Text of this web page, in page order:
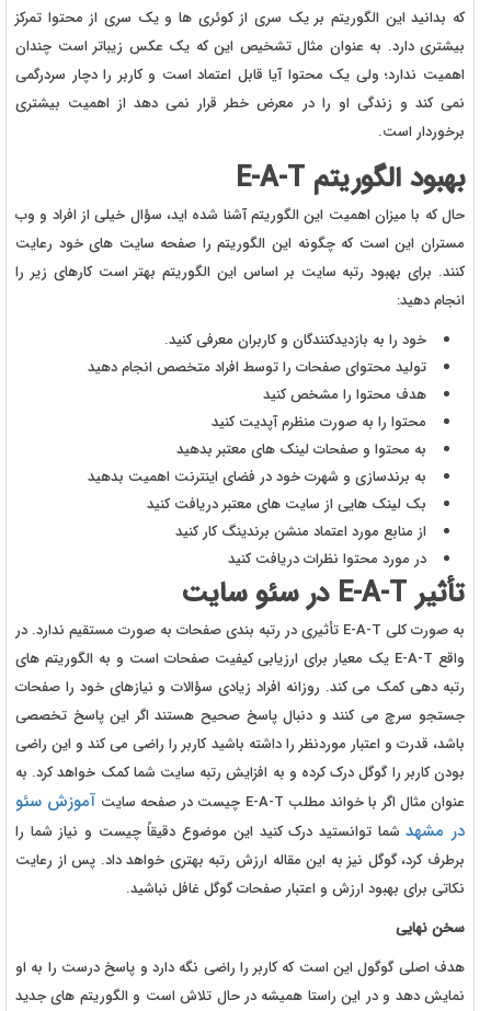
که بدانید این الگوریتم بر یک سری از کوئری ها و یک سری از محتوا تمرکز
بیشتری دارد. به عنوان مثال تشخیص این که یک عکس زیباتر است چندان
اهمیت ندارد؛ ولی یک محتوا آیا قابل اعتماد است و کاربر را دچار سردرگمی
نمی کند و زندگی او را در معرض خطر قرار نمی دهد از اهمیت بیشتری
برخوردار است.
بهبود الگوریتم E-A-T
حال که با میزان اهمیت این الگوریتم آشنا شده اید، سؤال خیلی از افراد و وب
مستران این است که چگونه این الگوریتم را صفحه سایت های خود رعایت
کنند. برای بهبود رتبه سایت بر اساس این الگوریتم بهتر است کارهای زیر را
انجام دهید:
خود را به بازدیدکنندگان و کاربران معرفی کنید.
تولید محتوای صفحات را توسط افراد متخصص انجام دهید
هدف محتوا را مشخص کنید
محتوا را به صورت منظرم آپدیت کنید
به محتوا و صفحات لینک های معتبر بدهید
به برندسازی و شهرت خود در فضای اینترنت اهمیت بدهید
بک لینک هایی از سایت های معتبر دریافت کنید
از منابع مورد اعتماد منشن برندینگ کار کنید
در مورد محتوا نظرات دریافت کنید
تأثیر E-A-T در سئو سایت
به صورت کلی E-A-T تأثیری در رتبه بندی صفحات به صورت مستقیم ندارد. در
واقع E-A-T یک معیار برای ارزیابی کیفیت صفحات است و به الگوریتم های
رتبه دهی کمک می کند. روزانه افراد زیادی سؤالات و نیازهای خود را صفحات
جستجو سرچ می کنند و دنبال پاسخ صحیح هستند اگر این پاسخ تخصصی
باشد، قدرت و اعتبار موردنظر را داشته باشید کاربر را راضی می کند و این راضی
بودن کاربر را گوگل درک کرده و به افزایش رتبه سایت شما کمک خواهد کرد. به
عنوان مثال اگر با خواند مطلب E-A-T چیست در صفحه سایت
آموزش سئو
در مشهدشما توانستید درک کنید این موضوع دقیقاً چیست و نیاز شما را
برطرف کرد، گوگل نیز به این مقاله ارزش رتبه بهتری خواهد داد. پس از رعایت
نکاتی برای بهبود ارزش و اعتبار صفحات گوگل غافل نباشید.
سخن نهایی
هدف اصلی گوگول این است که کاربر را راضی نگه دارد و پاسخ درست را به او
نمایش دهد و در این راستا همیشه در حال تلاش است و الگوریتم های جدید